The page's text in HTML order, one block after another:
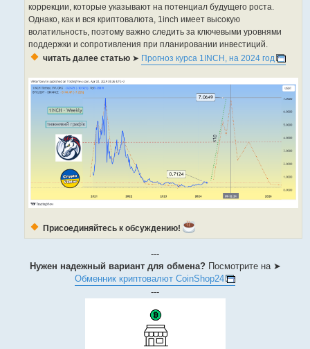
коррекции, которые указывают на потенциал будущего роста.
Однако, как и вся криптовалюта, 1inch имеет высокую
волатильность, поэтому важно следить за ключевыми уровнями
поддержки и сопротивления при планировании инвестиций.
читать далее статью ➤ Прогноз курса 1INCH, на 2024 год
Присоединяйтесь к обсуждению!
---
Нужен надежный вариант для обмена? Посмотрите на ➤
Обменник криптовалют CoinShop24
---